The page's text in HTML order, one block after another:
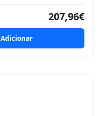
207,96€
Adicionar